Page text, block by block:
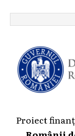
Proiect